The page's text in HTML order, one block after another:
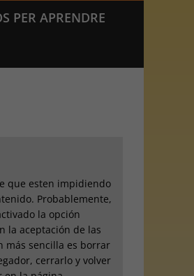
PER APRENDRE
que esten impidiendo
Probablemente,
la opción
la aceptación de las
más sencilla es borrar
cerrarlo y volver